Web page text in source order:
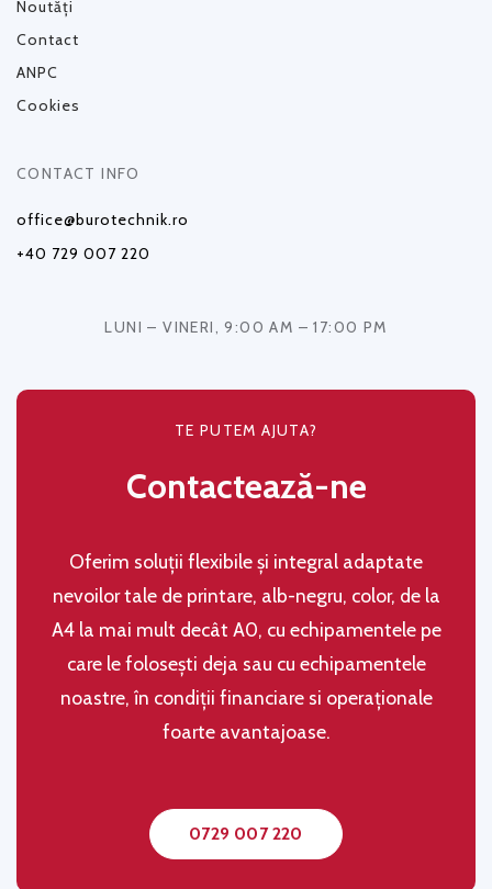
Noutăți
Contact
ANPC
Cookies
CONTACT INFO
office@burotechnik.ro
+40 729 007 220
LUNI – VINERI, 9:00 AM – 17:00 PM
TE PUTEM AJUTA?
Contactează-ne
Oferim soluţii flexibile şi integral adaptate
nevoilor tale de printare, alb-negru, color, de la
A4 la mai mult decât A0, cu echipamentele pe
care le folosești deja sau cu echipamentele
noastre, în condiţii financiare si operaţionale
foarte avantajoase.
0729 007 220